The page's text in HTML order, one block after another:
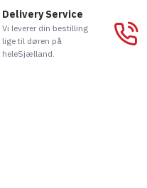
Delivery Service
Vi leverer din bestilling
lige til døren på
heleSjælland.